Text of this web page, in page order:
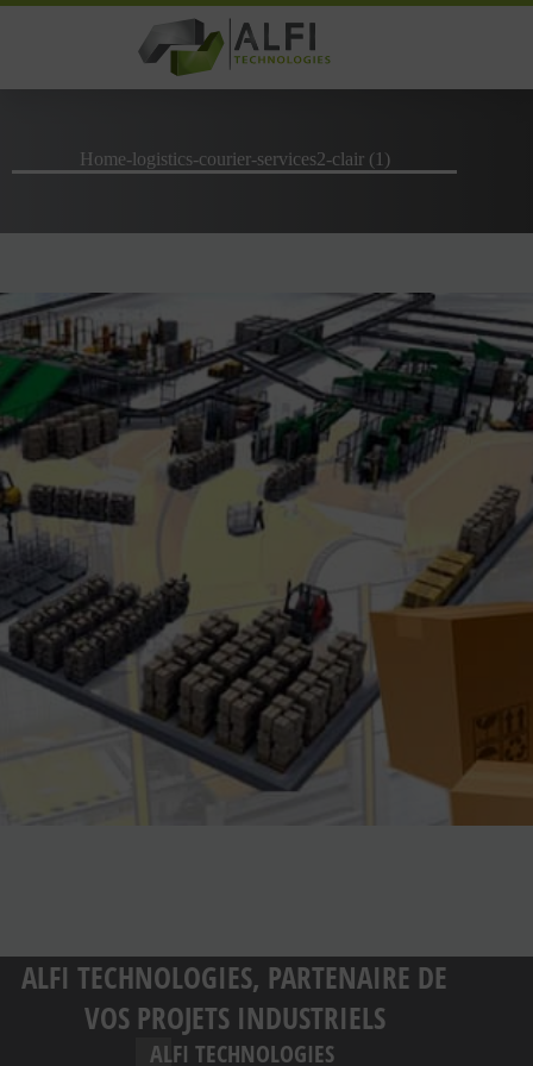
Passer
Home-logistics-courier-services2-clair (1)
ALFI TECHNOLOGIES, PARTENAIRE DE
VOS PROJETS INDUSTRIELS
ALFI TECHNOLOGIES